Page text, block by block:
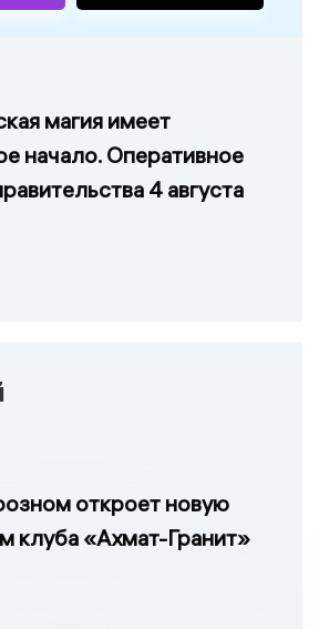
магия имеет
начало. Оперативное
4 августа
откроет новую
клуба «Ахмат-Гранит»